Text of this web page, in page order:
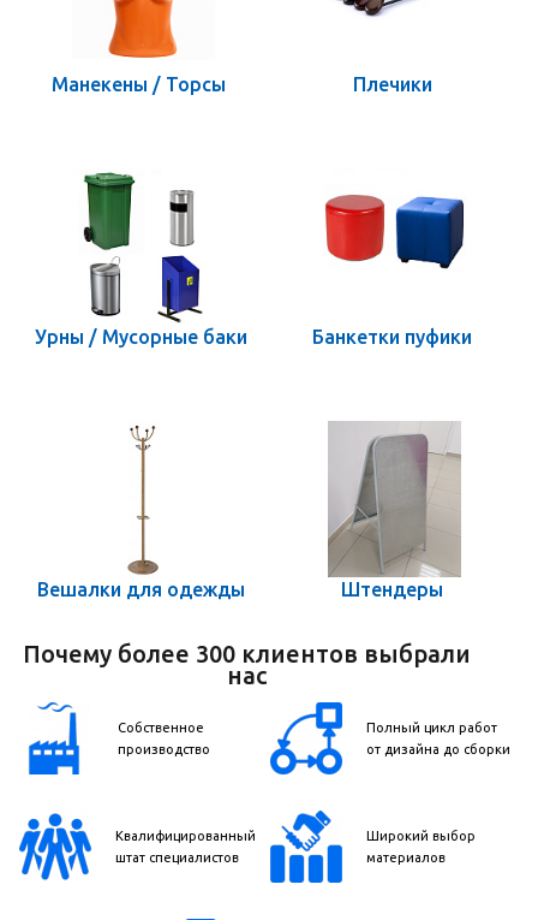
Манекены / Торсы Плечики
Урны / Мусорные баки Банкетки пуфики
Вешалки для одежды Штендеры
Почему более 300 клиентов выбрали
нас
Собственное
производство
Полный цикл работ
от дизайна до сборки
Квалифицированный
штат специалистов
Широкий выбор
материалов